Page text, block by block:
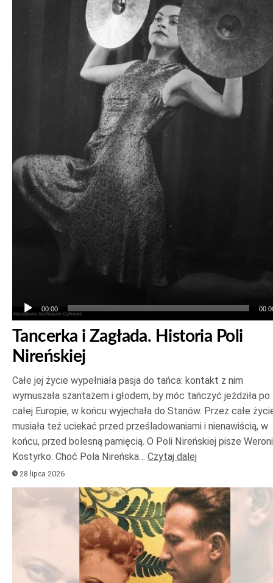
00:00
Tancerka i Zagłada. Historia Poli
Nireńskiej
Całe jej życie wypełniała pasja do tańca: kontakt z nim
wymuszała szantażem i głodem, by móc tańczyć jeździła po
całej Europie, w końcu wyjechała do Stanów. Przez całe
musiała też uciekać przed prześladowaniami i nienawiścią, w
końcu, przed bolesną pamięcią. O Poli Nireńskiej pisze
Kostyrko. Choć Pola Nireńska… Czytaj dalej
28 lipca 2026
plików